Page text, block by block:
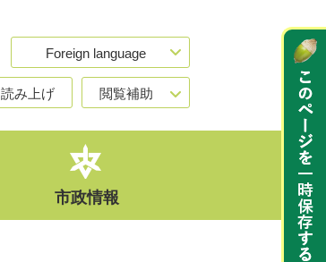
Foreign language
読み上げ 閲覧補助
市政情報